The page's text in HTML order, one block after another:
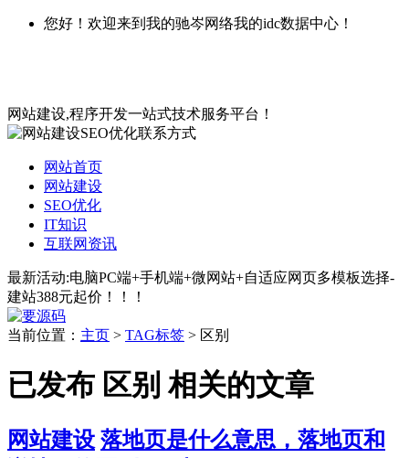
您好！欢迎来到我的驰岑网络我的idc数据中心！
网站建设,程序开发一站式技术服务平台！
网站首页
网站建设
SEO优化
IT知识
互联网资讯
最新活动:电脑PC端+手机端+微网站+自适应网页多模板选择-
建站388元起价！！！
当前位置： 主页 > TAG标签 > 区别
已发布 区别 相关的文章
网站建设 落地页是什么意思，落地页和